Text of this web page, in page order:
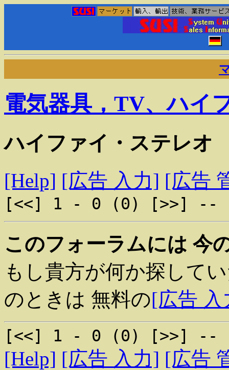
電気器具，TV、ハイ
ハイファイ・ステレオ
[Help] [広告 入力] [広告
[<<] 1 - 0 (0) [>>] --
このフォーラムには 今
もし貴方が何か探して
のときは 無料の[広告 入
[<<] 1 - 0 (0) [>>] --
[Help] [広告 入力] [広告